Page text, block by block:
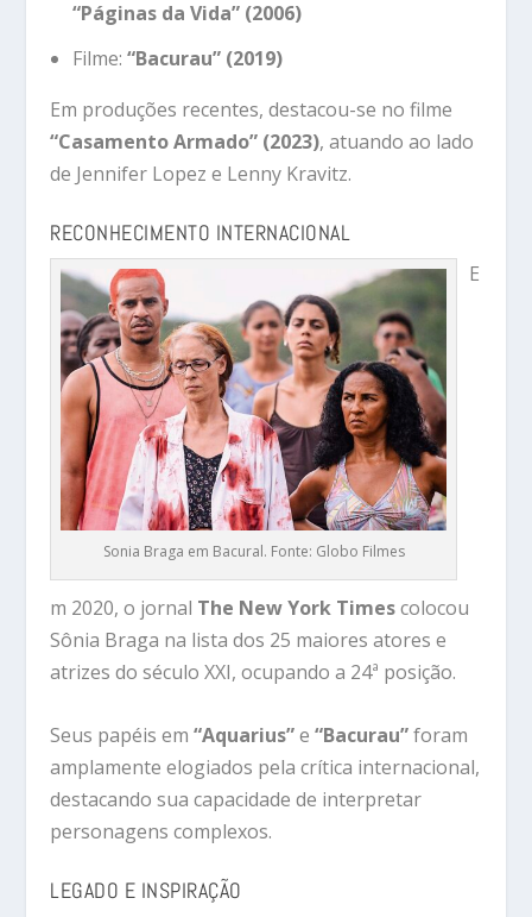
“Páginas da Vida” (2006)
Filme: “Bacurau” (2019)
Em produções recentes, destacou-se no filme
“Casamento Armado” (2023), atuando ao lado
de Jennifer Lopez e Lenny Kravitz.
RECONHECIMENTO INTERNACIONAL
Sonia Braga em Bacural. Fonte: Globo Filmes
E
m 2020, o jornal The New York Timescolocou
Sônia Braga na lista dos 25 maiores atores e
atrizes do século XXI, ocupando a 24ª posição.
Seus papéis em“Aquarius”e“Bacurau”foram
amplamente elogiados pela crítica internacional,
destacando sua capacidade de interpretar
personagens complexos.
LEGADO E INSPIRAÇÃO